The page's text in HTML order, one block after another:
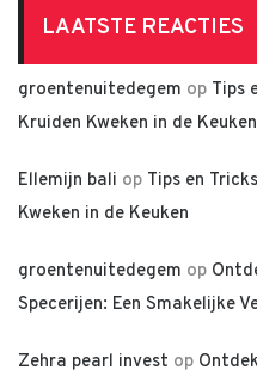
LAATSTE REACTIES
groentenuitedegem op Tips
Kruiden Kweken in de Keuken
Ellemijn bali op Tips en
Kweken in de Keuken
groentenuitedegem op
Specerijen: Een Smakelijke
Zehra pearl invest op